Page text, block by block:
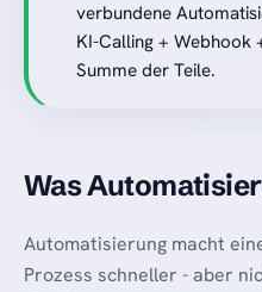
verbundene
KI-Calling + Webhook
Summe der Teile.
Was
Automatisierung macht
Prozess schneller - aber